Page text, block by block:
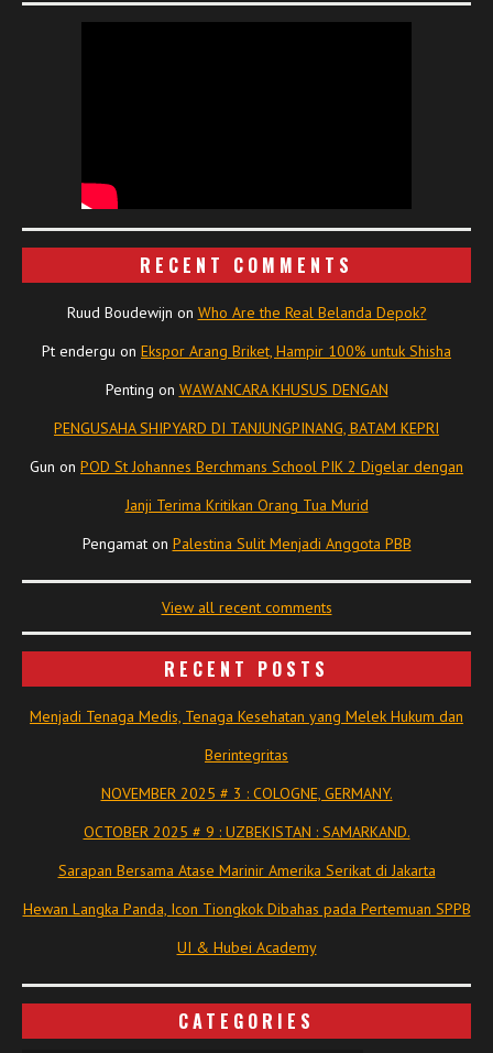
RECENT COMMENTS
Ruud Boudewijn on Who Are the Real Belanda Depok?
Pt endergu on Ekspor Arang Briket, Hampir 100% untuk Shisha
Penting on WAWANCARA KHUSUS DENGAN
PENGUSAHA SHIPYARD DI TANJUNGPINANG, BATAM KEPRI
Gun on POD St Johannes Berchmans School PIK 2 Digelar dengan
Janji Terima Kritikan Orang Tua Murid
Pengamaton Palestina Sulit Menjadi Anggota PBB
View all recent comments
RECENT POSTS
Menjadi Tenaga Medis, Tenaga Kesehatan yang Melek Hukum dan
Berintegritas
NOVEMBER 2025 # 3 : COLOGNE, GERMANY.
OCTOBER 2025 # 9 : UZBEKISTAN : SAMARKAND.
Sarapan Bersama Atase Marinir Amerika Serikat di Jakarta
Hewan Langka Panda, Icon Tiongkok Dibahas pada Pertemuan SPPB
UI & Hubei Academy
CATEGORIES